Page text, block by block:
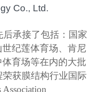
Co., Ltd.
承接了包括：国家
纪莲体育场、肯尼
育场等在内的大批
荣获膜结构行业国际